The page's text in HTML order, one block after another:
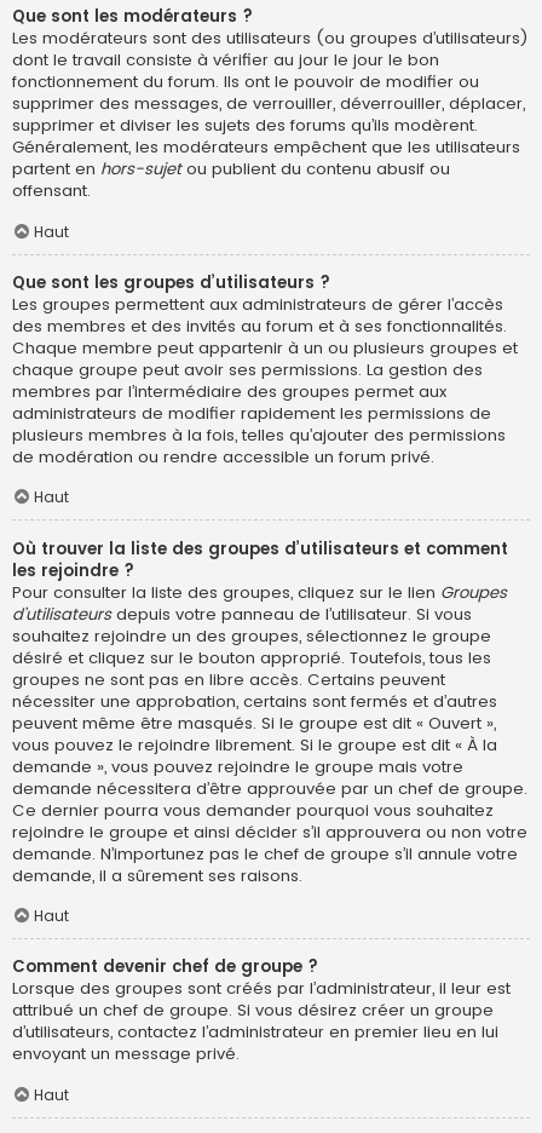
Que sont les modérateurs ?
Les modérateurs sont des utilisateurs (ou groupes d’utilisateurs)
dont le travail consiste à vérifier au jour le jour le bon
fonctionnement du forum. Ils ont le pouvoir de modifier ou
supprimer des messages, de verrouiller, déverrouiller, déplacer,
supprimer et diviser les sujets des forums qu’ils modèrent.
Généralement, les modérateurs empêchent que les utilisateurs
partent en hors-sujetou publient du contenu abusif ou
offensant.
Haut
Que sont les groupes d’utilisateurs ?
Les groupes permettent aux administrateurs de gérer l’accès
des membres et des invités au forum et à ses fonctionnalités.
Chaque membre peut appartenir à un ou plusieurs groupes et
chaque groupe peut avoir ses permissions. La gestion des
membres par l’intermédiaire des groupes permet aux
administrateurs de modifier rapidement les permissions de
plusieurs membres à la fois, telles qu’ajouter des permissions
de modération ou rendre accessible un forum privé.
Haut
Où trouver la liste des groupes d’utilisateurs et comment
les rejoindre ?
Pour consulter la liste des groupes, cliquez sur le lien Groupes
d’utilisateursdepuis votre panneau de l’utilisateur. Si vous
souhaitez rejoindre un des groupes, sélectionnez le groupe
désiré et cliquez sur le bouton approprié. Toutefois, tous les
groupes ne sont pas en libre accès. Certains peuvent
nécessiter une approbation, certains sont fermés et d’autres
peuvent même être masqués. Si le groupe est dit « Ouvert »,
vous pouvez le rejoindre librement. Si le groupe est dit « À la
demande », vous pouvez rejoindre le groupe mais votre
demande nécessitera d’être approuvée par un chef de groupe.
Ce dernier pourra vous demander pourquoi vous souhaitez
rejoindre le groupe et ainsi décider s’il approuvera ou non votre
demande. N’importunez pas le chef de groupe s’il annule votre
demande, il a sûrement ses raisons.
Haut
Comment devenir chef de groupe ?
Lorsque des groupes sont créés par l’administrateur, il leur est
attribué un chef de groupe. Si vous désirez créer un groupe
d’utilisateurs, contactez l’administrateur en premier lieu en lui
envoyant un message privé.
Haut